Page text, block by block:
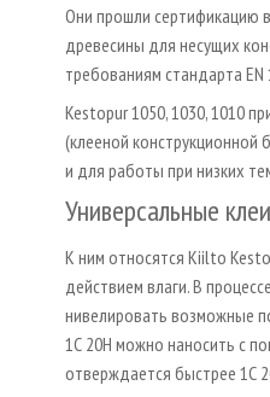
Они прошли сертификацию
древесины для несущих
требованиям стандарта EN
Kestopur 1050, 1030, 1010
(клееной
и для работы при низких
Универсальные клеи
К ним относятся Kiilto
действием влаги. В
нивелировать возможные
1С 20H можно наносить с
отверждается быстрее 1С